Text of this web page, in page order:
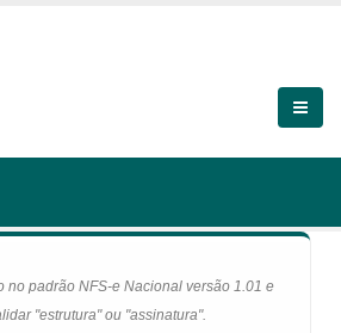
no padrão NFS-e Nacional versão 1.01 e
"estrutura" ou "assinatura".